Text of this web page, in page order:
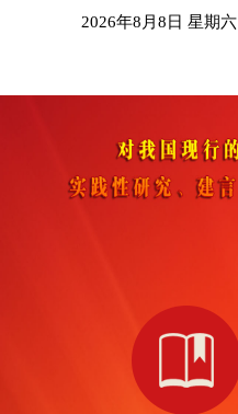
2026年8月8日 星期六